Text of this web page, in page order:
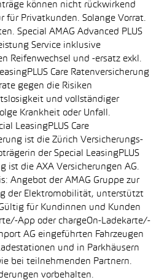
können nicht rückwirkend
für Privatkunden. Solange Vorrat.
Special AMAG Advanced PLUS
Service inklusive
Reifenwechsel und -ersatz exkl.
Care Ratenversicherung
gegen die Risiken
und vollständiger
Krankheit oder Unfall.
LeasingPLUS Care
ist die Zürich Versicherungs-
der Special LeasingPLUS
ist die AXA Versicherungen AG.
Angebot der AMAG Gruppe zur
der Elektromobilität, unterstützt
für Kundinnen und Kunden
App oder chargeOn-Ladekarte/-
AG eingeführten Fahrzeugen
und in Parkhäusern
bei teilnehmenden Partnern.
vorbehalten.